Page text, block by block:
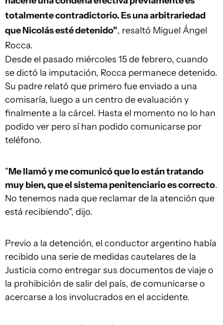
totalmente contradictorio. Es una arbitrariedad
que Nicolás esté detenido", resaltó Miguel Ángel
Rocca.
Desde el pasado miércoles 15 de febrero, cuando
se dictó la imputación, Rocca permanece detenido.
Su padre relató que primero fue enviado a una
comisaría, luego a un centro de evaluación y
finalmente a la cárcel. Hasta el momento no lo han
podido ver pero sí han podido comunicarse por
teléfono.
"Me llamó y me comunicó que lo están tratando
muy bien, que el sistema penitenciario es correcto.
No tenemos nada que reclamar de la atención que
está recibiendo", dijo.
Previo a la detención, el conductor argentino había
recibido una serie de medidas cautelares de la
Justicia como entregar sus documentos de viaje o
la prohibición de salir del país, de comunicarse o
acercarse a los involucrados en el accidente.